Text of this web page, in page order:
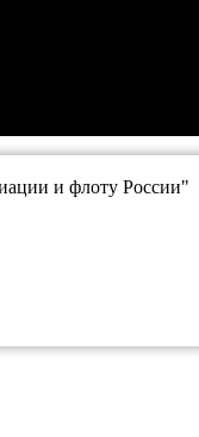
и флоту России"